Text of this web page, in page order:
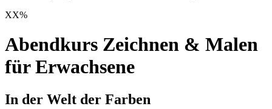
XX%
Abendkurs Zeichnen & Malen
für Erwachsene
In der Welt der Farben